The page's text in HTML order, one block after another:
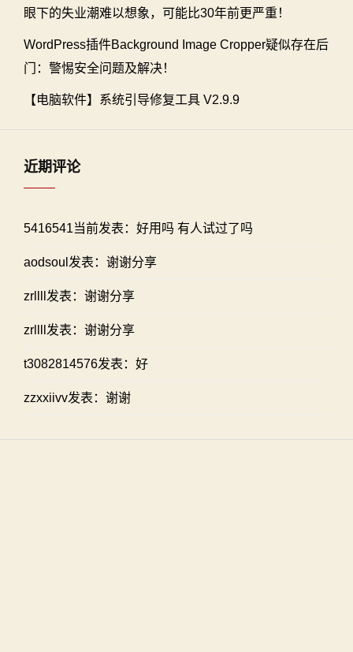
眼下的失业潮难以想象，可能比30年前更严重！
WordPress插件Background Image Cropper疑似存在后
门：警惕安全问题及解决！
【电脑软件】系统引导修复工具 V2.9.9
近期评论
5416541当前发表：好用吗 有人试过了吗
aodsoul发表：谢谢分享
zrllll发表：谢谢分享
zrllll发表：谢谢分享
t3082814576发表：好
zzxxiivv发表：谢谢